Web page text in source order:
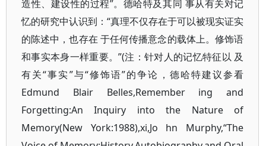
造性、建设性的过程”。德哈特及其同 事从有关对记
忆的研究中认识到：“真理不仅存在于可以被现实证实
的陈述中，也存在 于任何传播意念的载体上。修饰语
和事实本身一样重要。”(注：针对人的记忆特征以 及
有关“事实”与“修饰语”的争论，德哈特建议参看
Edmund Blair Belles,Remember ing and
Forgetting:An Inquiry into the Nature of
Memory(New York:1988),xi,Jo hn Murphy,“The